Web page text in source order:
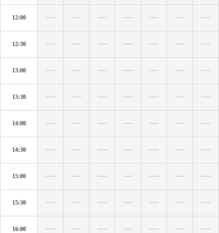
12:00
12:30
13:00
13:30
14:00
14:30
15:00
15:30
16:00